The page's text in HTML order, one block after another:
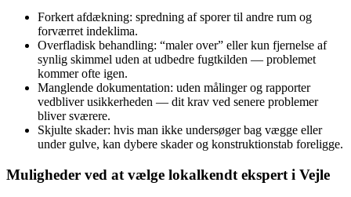
Forkert afdækning: spredning af sporer til andre rum og
forværret indeklima.
Overfladisk behandling: “maler over” eller kun fjernelse af
synlig skimmel uden at udbedre fugtkilden — problemet
kommer ofte igen.
Manglende dokumentation: uden målinger og rapporter
vedbliver usikkerheden — dit krav ved senere problemer
bliver sværere.
Skjulte skader: hvis man ikke undersøger bag vægge eller
under gulve, kan dybere skader og konstruktionstab foreligge.
Muligheder ved at vælge lokalkendt ekspert i Vejle